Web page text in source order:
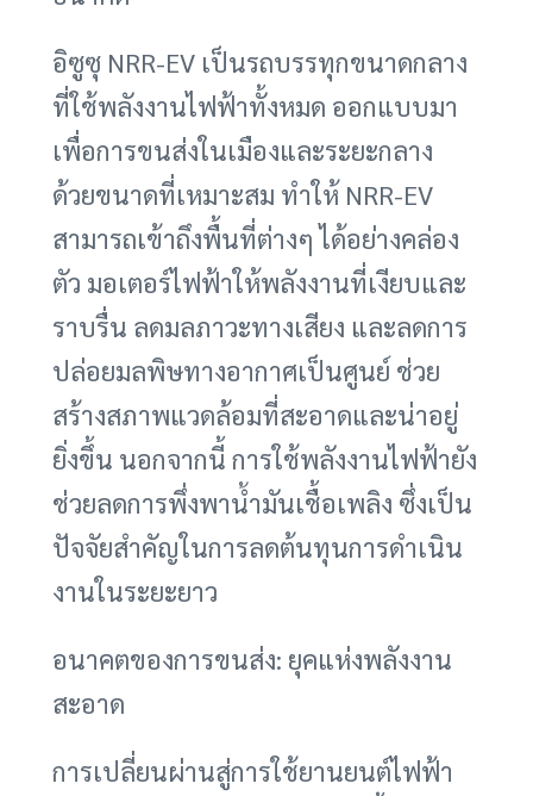
อิซูซุ NRR-EV เป็นรถบรรทุกขนาดกลาง
ที่ใช้พลังงานไฟฟ้าทั้งหมด ออกแบบมา
เพื่อการขนส่งในเมืองและระยะกลาง
ด้วยขนาดที่เหมาะสม ทำให้ NRR-EV
สามารถเข้าถึงพื้นที่ต่างๆ ได้อย่างคล่อง
ตัว มอเตอร์ไฟฟ้าให้พลังงานที่เงียบและ
ราบรื่น ลดมลภาวะทางเสียง และลดการ
ปล่อยมลพิษทางอากาศเป็นศูนย์ ช่วย
สร้างสภาพแวดล้อมที่สะอาดและน่าอยู่
ยิ่งขึ้น นอกจากนี้ การใช้พลังงานไฟฟ้ายัง
ช่วยลดการพึ่งพาน้ำมันเชื้อเพลิง ซึ่งเป็น
ปัจจัยสำคัญในการลดต้นทุนการดำเนิน
งานในระยะยาว
อนาคตของการขนส่ง: ยุคแห่งพลังงาน
สะอาด
การเปลี่ยนผ่านสู่การใช้ยานยนต์ไฟฟ้า